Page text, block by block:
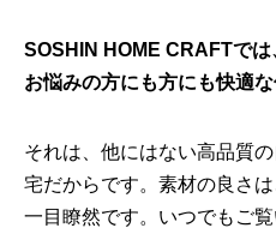
SOSHIN HOME CRAFTでは
お悩みの方にも方にも快適
それは、他にはない高品質
宅だからです。素材の良さ
一目瞭然です。いつでもご